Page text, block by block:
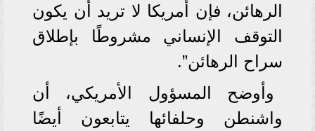
الرهائن، فإن أمريكا لا تريد أن يكون
التوقف الإنساني مشروطًا بإطلاق
سراح الرهائن”.
وأوضح المسؤول الأمريكي، أن
واشنطن وحلفائها يتابعون أيضًا